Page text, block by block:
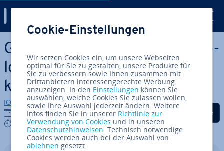
Zum Haupt­in­halt springen
Green IT: Nach­hal­ti­ge Tech­no­
lo­gie­nut­zung als Not­wen­dig­
keit und Wett­be­werbs­vor­teil
IONOS Redaktion
16.03.2022
5 mins
Auf Facebook teilen
Auf Twitter teilen
Auf LinkedIn
Cookie-Einstellungen
Wir setzen Cookies ein, um unsere Webseiten
optimal für Sie zu gestalten, unsere Produkte für
Sie zu verbessern sowie Ihnen zusammen mit
Drittanbietern interessengerechte Werbung
anzuzeigen. In den Einstellungen können Sie
auswählen, welche Cookies Sie zulassen wollen,
sowie Ihre Auswahl jederzeit ändern. Weitere
Infos finden Sie in unserer Richtlinie zur
Verwendung von Cookies und in unseren
Datenschutzhinweisen. Technisch notwendige
Cookies werden auch bei der Auswahl von
ablehnen gesetzt.